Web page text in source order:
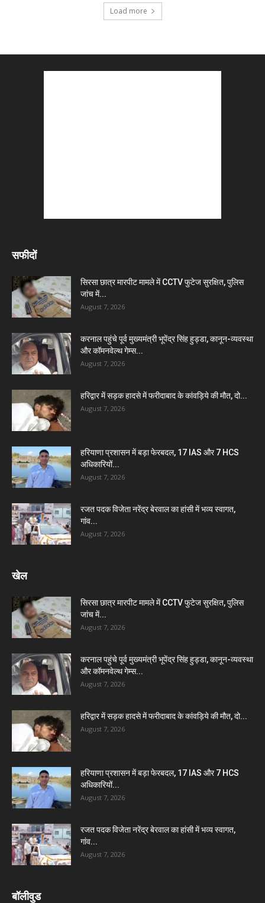
Load more
सफीदों
सिरसा छात्र मारपीट मामले में CCTV फुटेज सुरक्षित, पुलिस
जांच में...
August 7, 2026
करनाल पहुंचे पूर्व मुख्यमंत्री भूपेंद्र सिंह हुड्डा, कानून-व्यवस्था
और कॉमनवेल्थ गेम्स...
August 7, 2026
हरिद्वार में सड़क हादसे में फरीदाबाद के कांवड़िये की मौत, दो...
August 7, 2026
हरियाणा प्रशासन में बड़ा फेरबदल, 17 IAS और 7 HCS
अधिकारियों...
August 7, 2026
रजत पदक विजेता नरेंद्र बेरवाल का हांसी में भव्य स्वागत,
गांव...
August 7, 2026
खेल
सिरसा छात्र मारपीट मामले में CCTV फुटेज सुरक्षित, पुलिस
जांच में...
August 7, 2026
करनाल पहुंचे पूर्व मुख्यमंत्री भूपेंद्र सिंह हुड्डा, कानून-व्यवस्था
और कॉमनवेल्थ गेम्स...
August 7, 2026
हरिद्वार में सड़क हादसे में फरीदाबाद के कांवड़िये की मौत, दो...
August 7, 2026
हरियाणा प्रशासन में बड़ा फेरबदल, 17 IAS और 7 HCS
अधिकारियों...
August 7, 2026
रजत पदक विजेता नरेंद्र बेरवाल का हांसी में भव्य स्वागत,
गांव...
August 7, 2026
बॉलीवुड